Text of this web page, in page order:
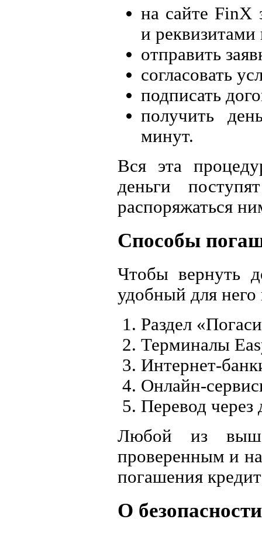
на сайте FinX
и реквизитами
отправить
согласовать
подписать
получить
минут.
Вся эта
деньги
распоряжаться
Способы
Чтобы вернуть
удобный для него
Раздел
Терминалы
Интернет-
Онлайн-
Перевод через
Любой из
проверенным и
погашения
О